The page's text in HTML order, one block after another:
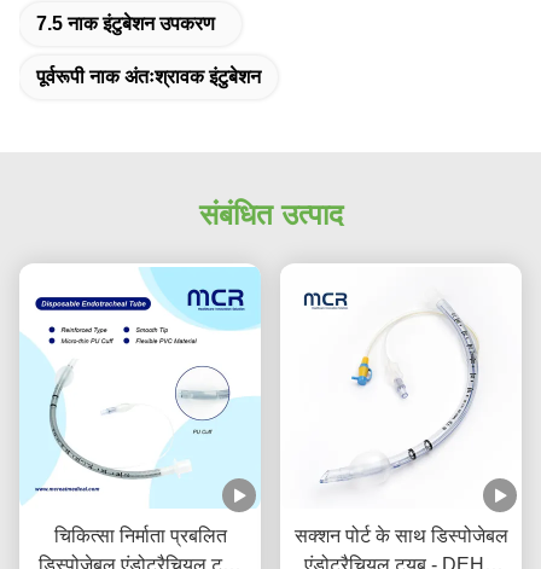
7.5 नाक इंटुबेशन उपकरण
पूर्वरूपी नाक अंतःश्रावक इंटुबेशन
संबंधित उत्पाद
चिकित्सा निर्माता प्रबलित
सक्शन पोर्ट के साथ डिस्पोजेबल